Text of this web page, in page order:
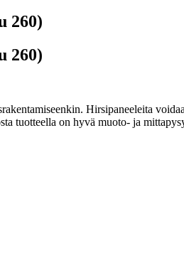
260)
260)
Hirsipaneeleita
tuotteella on hyvä muoto- ja